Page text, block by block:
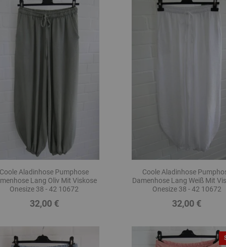
Coole Aladinhose Pumphose
Lang Oliv Mit Viskose
Onesize 38 - 42 10672
Preis
32,00 €
Coole Aladinhose
Damenhose Lang Weiß Mit
Onesize 38 - 42 10672
Preis
32,00 €